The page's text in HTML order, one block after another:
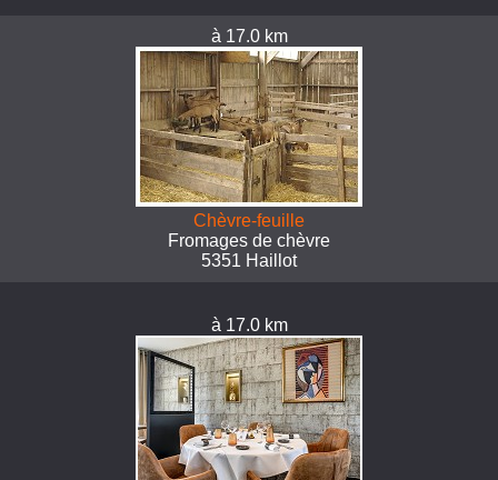
à 17.0 km
Chèvre-feuille
Fromages de chèvre
5351 Haillot
à 17.0 km